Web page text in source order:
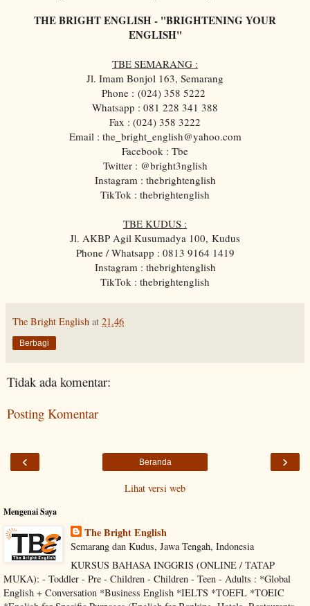
THE BRIGHT ENGLISH - "BRIGHTENING YOUR
ENGLISH"
TBE SEMARANG :
Jl. Imam Bonjol 163, Semarang
Phone : (024) 358 5222
Whatsapp : 081 228 341 388
Fax : (024) 358 3222
Email : the_bright_english@yahoo.com
Facebook : Tbe
Twitter : @bright3nglish
Instagram : thebrightenglish
TikTok : thebrightenglish
TBE KUDUS :
Jl. AKBP Agil Kusumadya 100, Kudus
Phone / Whatsapp : 0813 9164 1419
Instagram : thebrightenglish
TikTok : thebrightenglish
The Bright English at 21.46
Berbagi
Tidak ada komentar:
Posting Komentar
‹ ›
Beranda
Lihat versi web
Mengenai Saya
The Bright English
Semarang dan Kudus, Jawa Tengah, Indonesia
KURSUS BAHASA INGGRIS (ONLINE / TATAP
MUKA): - Toddler - Pre - Children - Children - Teen - Adults : *Global
English + Conversation *Business English *IELTS *TOEFL *TOEIC